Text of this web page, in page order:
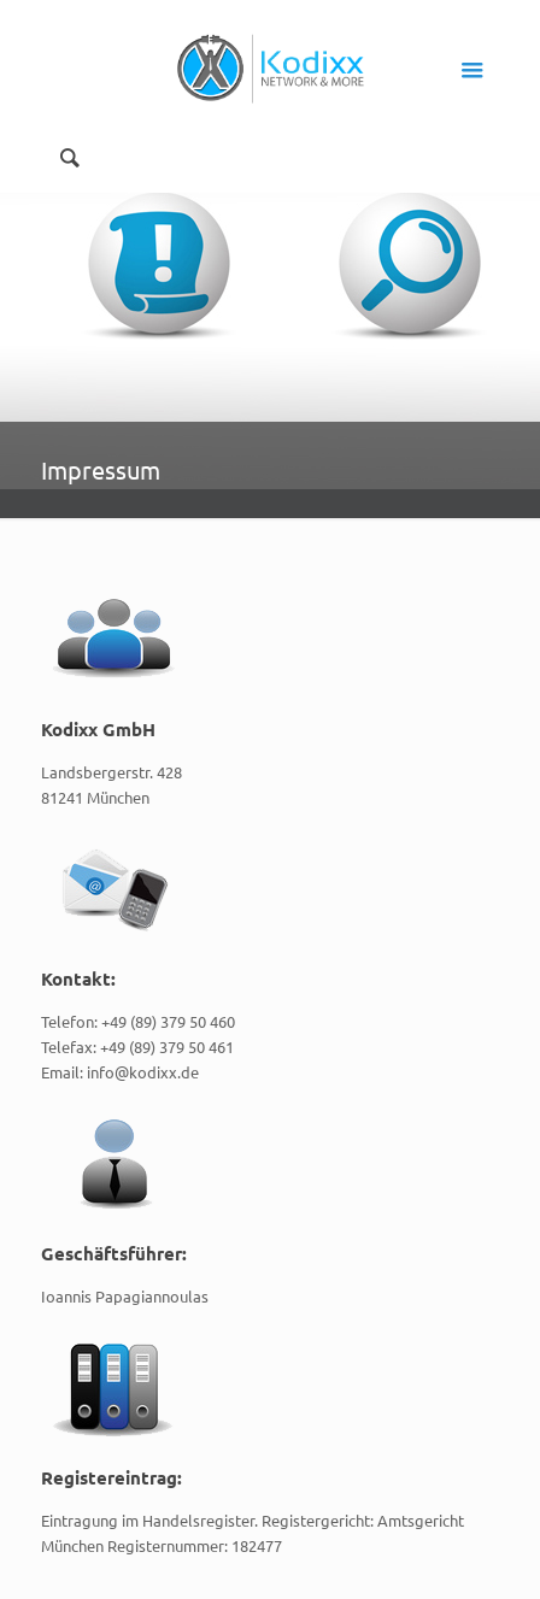
Impressum
Kodixx GmbH
Landsbergerstr. 428
81241 München
Kontakt:
Telefon: +49 (89) 379 50 460
Telefax: +49 (89) 379 50 461
Email: info@kodixx.de
Geschäftsführer:
Ioannis Papagiannoulas
Registereintrag:
Eintragung im Handelsregister. Registergericht: Amtsgericht
München Registernummer: 182477